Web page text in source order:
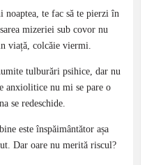
noaptea, te fac să te pierzi în
mizeriei sub covor nu
viață, colcăie viermi.
tulburări psihice, dar nu
anxiolitice nu mi se pare o
se redeschide.
este înspăimântător așa
Dar oare nu merită riscul?